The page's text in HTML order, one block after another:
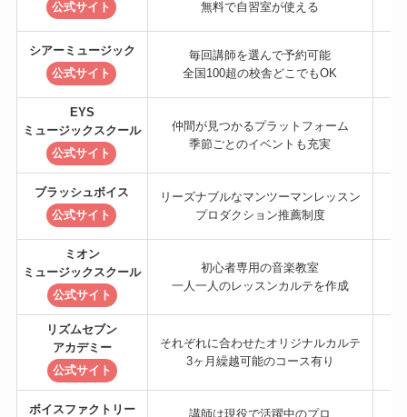
公式サイト
無料で自習室が使える
シアーミュージック
公式サイト
毎回講師を選んで予約可能
全国100超の校舎どこでもOK
EYS
ミュージックスクール
公式サイト
仲間が見つかるプラットフォーム
季節ごとのイベントも充実
ブラッシュボイス
公式サイト
リーズナブルなマンツーマンレッスン
プロダクション推薦制度
ミオン
ミュージックスクール
公式サイト
初心者専用の音楽教室
一人一人のレッスンカルテを作成
リズムセブン
アカデミー
公式サイト
それぞれに合わせたオリジナルカルテ
3ヶ月繰越可能のコース有り
ボイスファクトリー 講師は現役で活躍中のプロ